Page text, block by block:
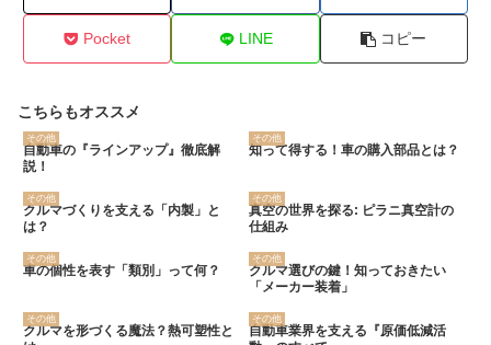
Pocket LINE コピー
こちらもオススメ
その他
自動車の『ラインアップ』徹底解
説！
その他
知って得する！車の購入部品とは？
その他
クルマづくりを支える「内製」と
は？
その他
真空の世界を探る: ピラニ真空計の
仕組み
その他
車の個性を表す「類別」って何？
その他
クルマ選びの鍵！知っておきたい
「メーカー装着」
その他
クルマを形づくる魔法？熱可塑性と
その他
自動車業界を支える『原価低減活